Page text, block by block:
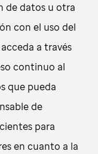
de datos u otra
con el uso del
a través
continuo al
que pueda
de
para
en cuanto a la